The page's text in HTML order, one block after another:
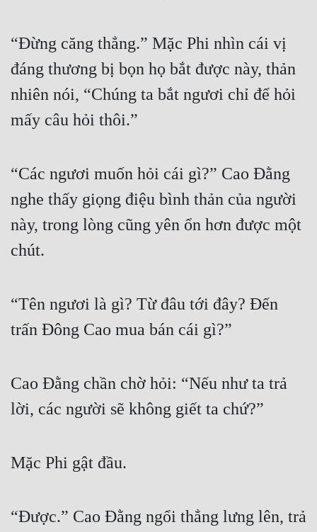
Quân Sự
Sảng Văn
Sắc
Sủng
Tiên Hiệp
Tiểu Thuyết
Trinh Thám
Tu Tiên
Tội Phạm
Võ Hiệp
Xuyên Không
“Đừng căng thẳng.” Mặc Phi nhìn cái vị
đáng thương bị bọn họ bắt được này, thản
nhiên nói, “Chúng ta bắt ngươi chỉ để hỏi
mấy câu hỏi thôi.”
“Các ngươi muốn hỏi cái gì?” Cao Đằng
nghe thấy giọng điệu bình thản của người
này, trong lòng cũng yên ổn hơn được một
chút.
“Tên ngươi là gì? Từ đâu tới đây? Đến
trấn Đông Cao mua bán cái gì?”
Cao Đằng chần chờ hỏi: “Nếu như ta trả
lời, các người sẽ không giết ta chứ?”
Mặc Phi gật đầu.
“Được.” Cao Đằng ngổi thẳng lưng lên, trả